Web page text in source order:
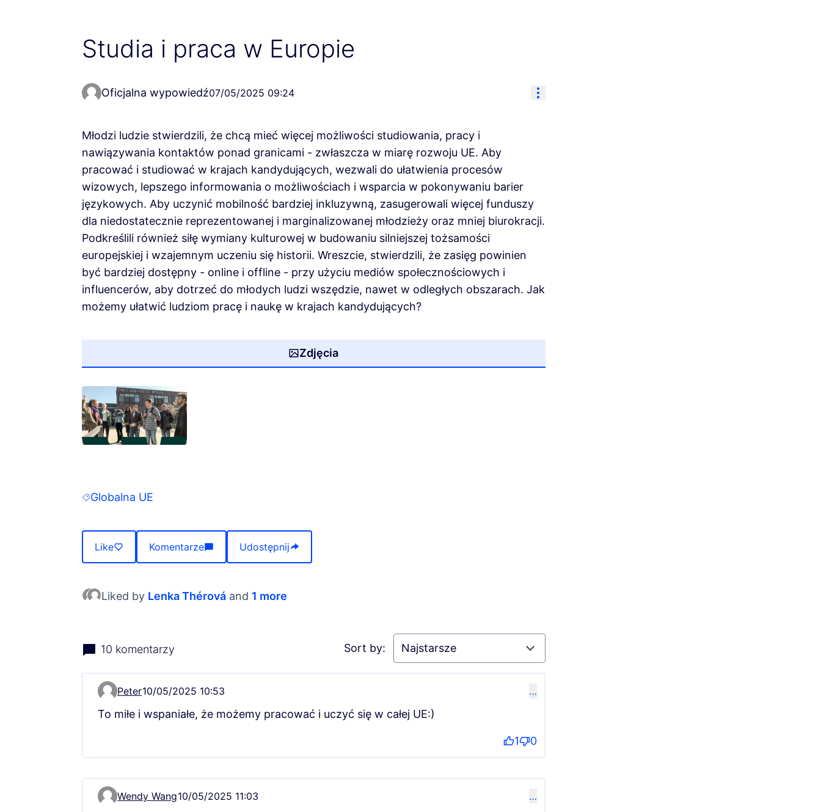
Studia i praca w Europie
Oficjalna wypowiedź07/05/2025 09:24 Resource controls
Młodzi ludzie stwierdzili, że chcą mieć więcej możliwości studiowania, pracy i
nawiązywania kontaktów ponad granicami - zwłaszcza w miarę rozwoju UE. Aby
pracować i studiować w krajach kandydujących, wezwali do ułatwienia procesów
wizowych, lepszego informowania o możliwościach i wsparcia w pokonywaniu barier
językowych. Aby uczynić mobilność bardziej inkluzywną, zasugerowali więcej funduszy
dla niedostatecznie reprezentowanej i marginalizowanej młodzieży oraz mniej biurokracji.
Podkreślili również siłę wymiany kulturowej w budowaniu silniejszej tożsamości
europejskiej i wzajemnym uczeniu się historii. Wreszcie, stwierdzili, że zasięg powinien
być bardziej dostępny - online i offline - przy użyciu mediów społecznościowych i
influencerów, aby dotrzeć do młodych ludzi wszędzie, nawet w odległych obszarach. Jak
możemy ułatwić ludziom pracę i naukę w krajach kandydujących?
Zdjęcia
Filter results for: Globalna UE
Globalna UE
Like Komentarze Udostępnij
Liked by Lenka Thérová and 1 more
10 komentarzy Sort by:
Komentarz 7723
Peter10/05/2025 10:53 …
To miłe i wspaniałe, że możemy pracować i uczyć się w całej UE:)
1 0
Komentarz 7756
Wendy Wang10/05/2025 11:03 …